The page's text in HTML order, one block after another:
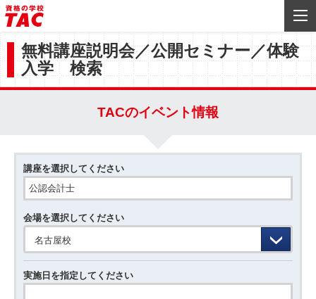
無料講座説明会／公開セミナー／体験
入学 検索
TACのイベント情報
講座を選択してください
会場を選択してください
名古屋校
実施日を指定してください